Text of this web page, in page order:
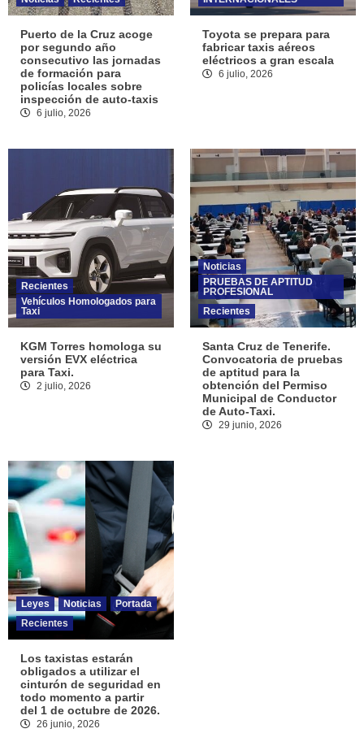
Puerto de la Cruz acoge
por segundo año
consecutivo las jornadas
de formación para
policías locales sobre
inspección de auto-taxis
6 julio, 2026
Toyota se prepara para
fabricar taxis aéreos
eléctricos a gran escala
6 julio, 2026
Recientes
Vehículos Homologados para
Taxi
KGM Torres homologa su
versión EVX eléctrica
para Taxi.
2 julio, 2026
Noticias
PRUEBAS DE APTITUD
PROFESIONAL
Recientes
Santa Cruz de Tenerife.
Convocatoria de pruebas
de aptitud para la
obtención del Permiso
Municipal de Conductor
de Auto-Taxi.
29 junio, 2026
Leyes Noticias
Portada
Recientes
Los taxistas estarán
obligados a utilizar el
cinturón de seguridad en
todo momento a partir
del 1 de octubre de 2026.
26 junio, 2026